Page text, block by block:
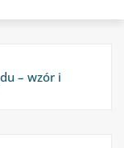
– wzór i